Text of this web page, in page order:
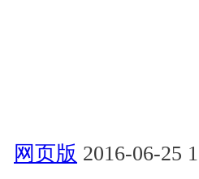
网页版 2016-06-25